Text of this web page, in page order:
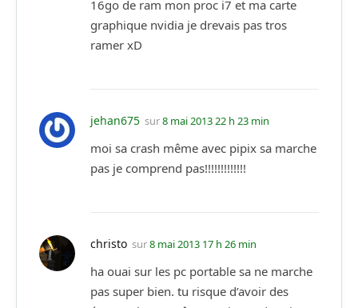
16go de ram mon proc i7 et ma carte
graphique nvidia je drevais pas tros
ramer xD
jehan675 sur8 mai 2013 22 h 23 min
moi sa crash même avec pipix sa marche
pas je comprend pas!!!!!!!!!!!!!
christo sur8 mai 2013 17 h 26 min
ha ouai sur les pc portable sa ne marche
pas super bien. tu risque d’avoir des